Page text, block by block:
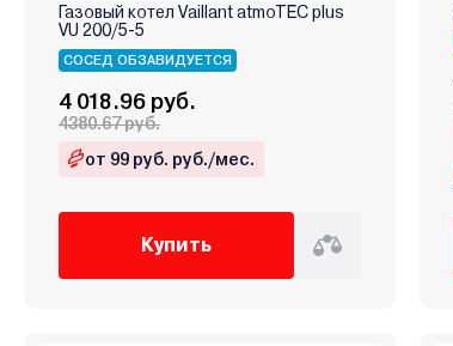
Газовый котел Vaillant atmoTEC plus
VU 200/5-5
СОСЕД ОБЗАВИДУЕТСЯ
4 018.96 руб.
4380.67 руб.
от 99 руб. руб./мес.
Купить